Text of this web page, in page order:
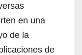
en una
de la
de